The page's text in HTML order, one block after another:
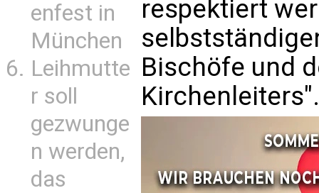
enfest in
München
Leihmutte
r soll
gezwunge
n werden,
das
respektiert
Bischöfe und
Kirchenleiters".